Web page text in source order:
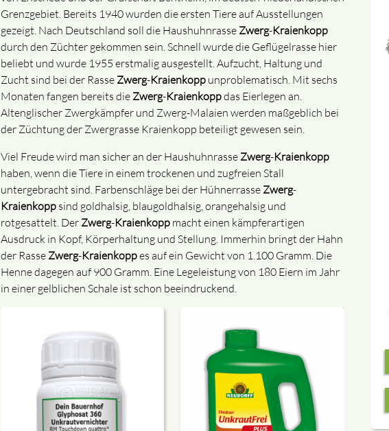
Grenzgebiet. Bereits 1940 wurden die ersten Tiere auf Ausstellungen
gezeigt. Nach Deutschland soll die Haushuhnrasse Zwerg-Kraienkopp
durch den Züchter gekommen sein. Schnell wurde die Geflügelrasse hier
beliebt und wurde 1955 erstmalig ausgestellt. Aufzucht, Haltung und
Zucht sind bei der Rasse Zwerg-Kraienkoppunproblematisch. Mit sechs
Monaten fangen bereits die Zwerg-Kraienkoppdas Eierlegen an.
Altenglischer Zwergkämpfer und Zwerg-Malaien werden maßgeblich bei
der Züchtung der Zwergrasse Kraienkopp beteiligt gewesen sein.
Viel Freude wird man sicher an der Haushuhnrasse Zwerg-Kraienkopp
haben, wenn die Tiere in einem trockenen und zugfreien Stall
untergebracht sind. Farbenschläge bei der Hühnerrasse Zwerg-
Kraienkoppsind goldhalsig, blaugoldhalsig, orangehalsig und
rotgesattelt. Der Zwerg-Kraienkoppmacht einen kämpferartigen
Ausdruck in Kopf, Körperhaltung und Stellung. Immerhin bringt der Hahn
der Rasse Zwerg-Kraienkoppes auf ein Gewicht von 1.100 Gramm. Die
Henne dagegen auf 900 Gramm. Eine Legeleistung von 180 Eiern im Jahr
in einer gelblichen Schale ist schon beeindruckend.